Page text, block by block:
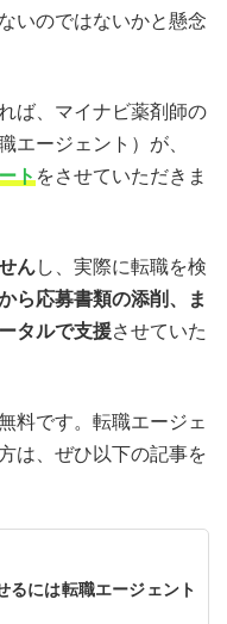
いのではないかと懸念
ば、マイナビ薬剤師の
エージェント）が、
トをさせていただきま
んし、実際に転職を検
ら応募書類の添削、ま
タルで支援させていた
料です。転職エージェ
は、ぜひ以下の記事を
るには転職エージェント